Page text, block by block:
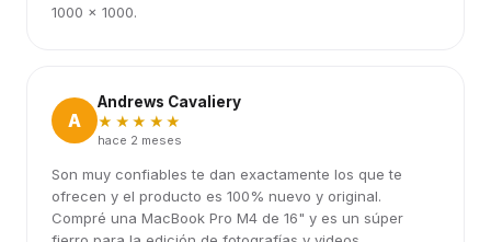
1000 x 1000.
A
Andrews Cavaliery
★★★★★
hace 2 meses
Son muy confiables te dan exactamente los que te
ofrecen y el producto es 100% nuevo y original.
Compré una MacBook Pro M4 de 16" y es un súper